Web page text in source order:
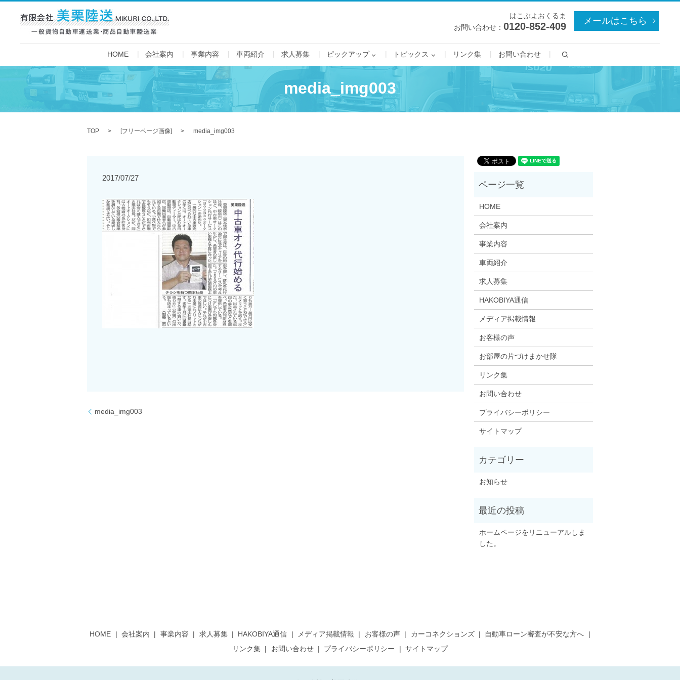
はこぶよおくるま
お問い合わせ： 0120-852-409 メールはこちら
HOME 会社案内 事業内容 車両紹介 求人募集 ピックアップ トピックス リンク集 お問い合わせ
media_img003
TOP [フリーページ画像] media_img003
2017/07/27
media_img003
HOME
会社案内
事業内容
車両紹介
求人募集
HAKOBIYA通信
メディア掲載情報
お客様の声
お部屋の片づけまかせ隊
リンク集
お問い合わせ
プライバシーポリシー
サイトマップ
お知らせ
ホームページをリニューアルしま
した。
HOME 会社案内 事業内容 求人募集 HAKOBIYA通信 メディア掲載情報 お客様の声 カーコネクションズ
自動車ローン審査が不安な方へ
リンク集
お問い合わせ プライバシーポリシー サイトマップ